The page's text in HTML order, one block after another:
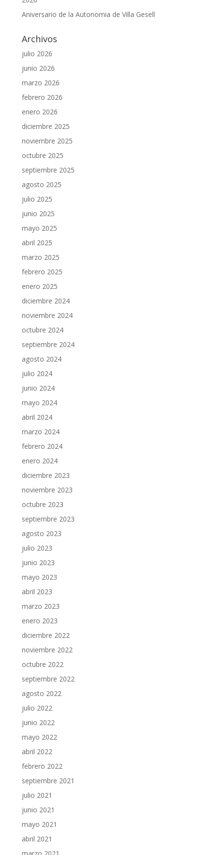
Aniversario de la Autonomia de Villa Gesell
Archivos
julio 2026
junio 2026
marzo 2026
febrero 2026
enero 2026
diciembre 2025
noviembre 2025
octubre 2025
septiembre 2025
agosto 2025
julio 2025
junio 2025
mayo 2025
abril 2025
marzo 2025
febrero 2025
enero 2025
diciembre 2024
noviembre 2024
octubre 2024
septiembre 2024
agosto 2024
julio 2024
junio 2024
mayo 2024
abril 2024
marzo 2024
febrero 2024
enero 2024
diciembre 2023
noviembre 2023
octubre 2023
septiembre 2023
agosto 2023
julio 2023
junio 2023
mayo 2023
abril 2023
marzo 2023
enero 2023
diciembre 2022
noviembre 2022
octubre 2022
septiembre 2022
agosto 2022
julio 2022
junio 2022
mayo 2022
abril 2022
febrero 2022
septiembre 2021
julio 2021
junio 2021
mayo 2021
abril 2021